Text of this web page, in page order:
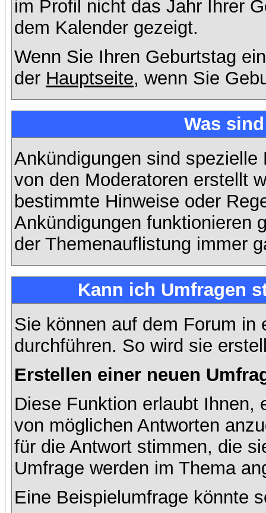
im Profil nicht das Jahr Ihrer
dem Kalender gezeigt.
Wenn Sie Ihren Geburtstag
der Hauptseite, wenn Sie
Was
Ankündigungen sind
von den Moderatoren erstellt
bestimmte Hinweise oder
Ankündigungen funktionieren
der Themenauflistung immer
Kann ich Umfragen
Sie können auf dem Forum in
durchführen. So wird sie
Erstellen einer neuen
Diese Funktion erlaubt Ihnen,
von möglichen Antworten
für die Antwort stimmen, die
Umfrage werden im Thema
Eine Beispielumfrage könnte